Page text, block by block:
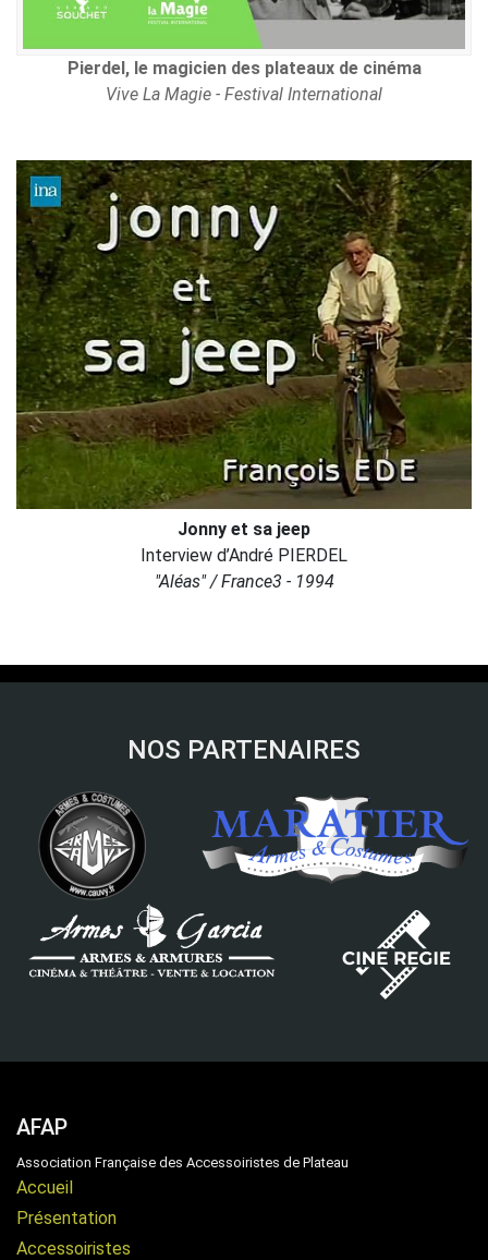
Pierdel, le magicien des plateaux de cinéma
Vive La Magie - Festival International
Jonny et sa jeep
Interview d’André PIERDEL
"Aléas" / France3 - 1994
NOS PARTENAIRES
AFAP
Association Française des Accessoiristes de Plateau
Accueil
Présentation
Accessoiristes